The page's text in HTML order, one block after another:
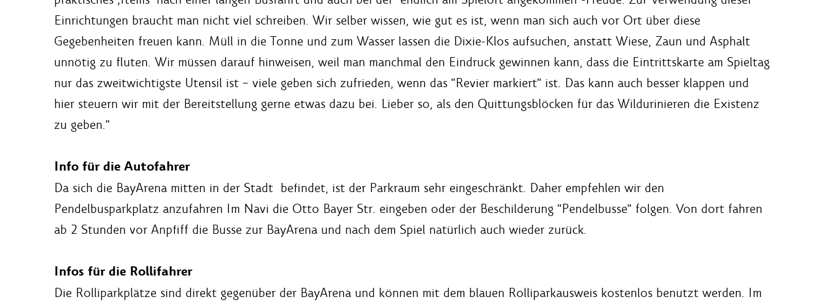
Einrichtungen braucht man nicht viel schreiben. Wir selber wissen, wie gut es ist, wenn man sich auch vor Ort über diese
Gegebenheiten freuen kann. Müll in die Tonne und zum Wasser lassen die Dixie-Klos aufsuchen, anstatt Wiese, Zaun und Asphalt
unnötig zu fluten. Wir müssen darauf hinweisen, weil man manchmal den Eindruck gewinnen kann, dass die Eintrittskarte am Spieltag
nur das zweitwichtigste Utensil ist – viele geben sich zufrieden, wenn das "Revier markiert" ist. Das kann auch besser klappen und
hier steuern wir mit der Bereitstellung gerne etwas dazu bei. Lieber so, als den Quittungsblöcken für das Wildurinieren die Existenz
zu geben."
Info für die Autofahrer
Da sich die BayArena mitten in der Stadt befindet, ist der Parkraum sehr eingeschränkt. Daher empfehlen wir den
Pendelbusparkplatz anzufahren Im Navi die Otto Bayer Str. eingeben oder der Beschilderung "Pendelbusse" folgen. Von dort fahren
ab 2 Stunden vor Anpfiff die Busse zur BayArena und nach dem Spiel natürlich auch wieder zurück.
Infos für die Rollifahrer
Die Rolliparkplätze sind direkt gegenüber der BayArena und können mit dem blauen Rolliparkausweis kostenlos benutzt werden. Im